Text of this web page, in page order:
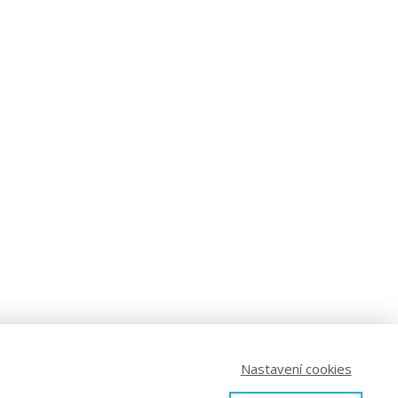
Nastavení cookies